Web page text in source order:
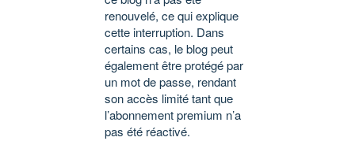
renouvelé, ce qui explique
cette interruption. Dans
certains cas, le blog peut
également être protégé par
un mot de passe, rendant
son accès limité tant que
l’abonnement premium n’a
pas été réactivé.